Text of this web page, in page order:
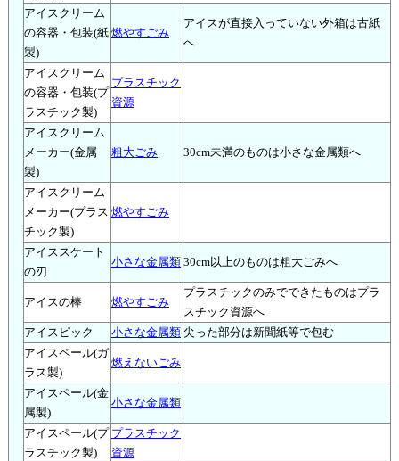
アイスクリーム
の容器・包装(紙
製)
燃やすごみ
アイスが直接入っていない外箱は古紙
へ
アイスクリーム
の容器・包装(プ
ラスチック製)
プラスチック
資源
アイスクリーム
メーカー(金属
製)
粗大ごみ 30cm未満のものは小さな金属類へ
アイスクリーム
メーカー(プラス
チック製)
燃やすごみ
アイススケート
の刃
小さな金属類 30cm以上のものは粗大ごみへ
アイスの棒 燃やすごみ
プラスチックのみでできたものはプラ
スチック資源へ
アイスピック
小さな金属類 尖った部分は新聞紙等で包む
アイスペール(ガ
ラス製)
燃えないごみ
アイスペール(金
属製)
小さな金属類
アイスペール(プ
ラスチック製)
プラスチック
資源